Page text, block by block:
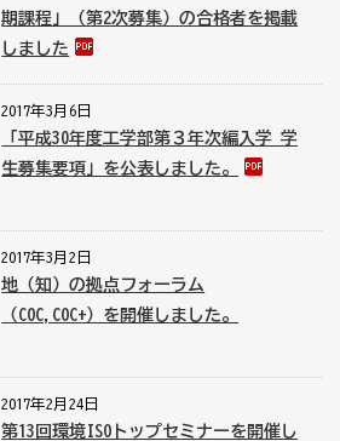
期課程」（第2次募集）の合格者を掲載
しました
2017年3月6日
「平成30年度工学部第３年次編入学 学
生募集要項」を公表しました。
2017年3月2日
地（知）の拠点フォーラム
（COC,COC+）を開催しました。
2017年2月24日
第13回環境ISOトップセミナーを開催し